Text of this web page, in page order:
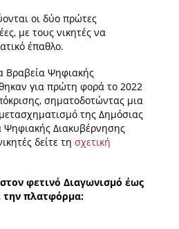
οι δύο πρώτες
με τους νικητές να
έπαθλο.
Βραβεία Ψηφιακής
για πρώτη φορά το 2022
σηματοδοτώντας μια
της Δημόσιας
Ψηφιακής Διακυβέρνησης
δείτε τη σχετική
φετινό Διαγωνισμό έως
την πλατφόρμα: